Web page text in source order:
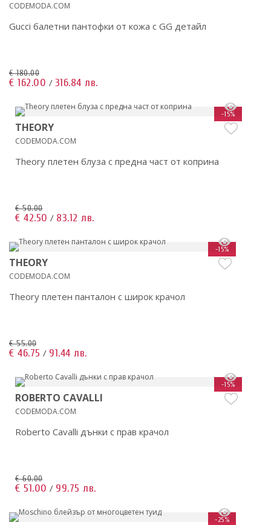
CODEMODA.COM
Gucci балетни пантофки от кожа с GG детайл
€ 180.00
€ 162.00 / 316.84 лв.
-15%
THEORY
CODEMODA.COM
Theory плетен блуза с предна част от коприна
€ 50.00
€ 42.50 / 83.12 лв.
-15%
THEORY
CODEMODA.COM
Theory плетен панталон с широк крачол
€ 55.00
€ 46.75 / 91.44 лв.
-15%
ROBERTO CAVALLI
CODEMODA.COM
Roberto Cavalli дънки с прав крачол
€ 60.00
€ 51.00 / 99.75 лв.
-25%